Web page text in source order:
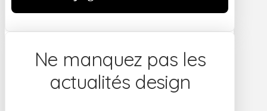
Ne manquez pas les
actualités design